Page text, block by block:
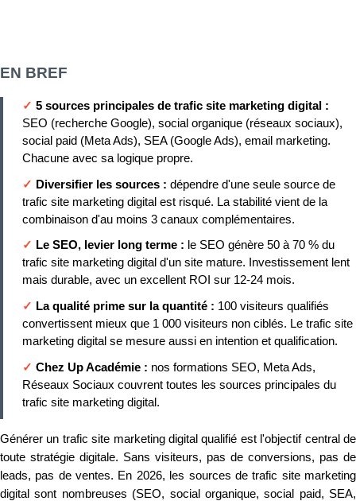
EN BREF
✓ 5 sources principales de trafic site marketing digital :
SEO (recherche Google), social organique (réseaux sociaux),
social paid (Meta Ads), SEA (Google Ads), email marketing.
Chacune avec sa logique propre.
✓ Diversifier les sources : dépendre d'une seule source de
trafic site marketing digital est risqué. La stabilité vient de la
combinaison d'au moins 3 canaux complémentaires.
✓ Le SEO, levier long terme : le SEO génère 50 à 70 % du
trafic site marketing digital d'un site mature. Investissement lent
mais durable, avec un excellent ROI sur 12-24 mois.
✓ La qualité prime sur la quantité : 100 visiteurs qualifiés
convertissent mieux que 1 000 visiteurs non ciblés. Le trafic site
marketing digital se mesure aussi en intention et qualification.
✓ Chez Up Académie : nos formations SEO, Meta Ads,
Réseaux Sociaux couvrent toutes les sources principales du
trafic site marketing digital.
Générer un trafic site marketing digital qualifié est l'objectif central de
toute stratégie digitale. Sans visiteurs, pas de conversions, pas de
leads, pas de ventes. En 2026, les sources de trafic site marketing
digital sont nombreuses (SEO, social organique, social paid, SEA,